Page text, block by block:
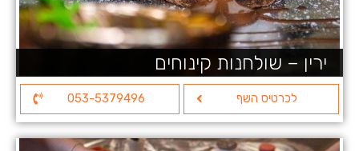
ירין – שולחנות קינוחים
לכרטיס השף 053-5379496